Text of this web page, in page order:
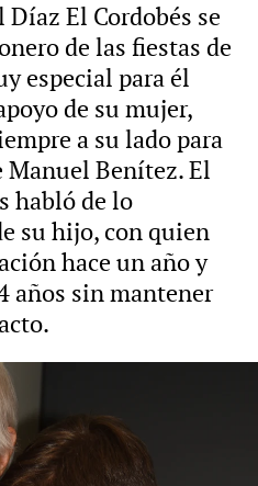
El Cordobés se
de las fiestas de
especial para él
de su mujer,
a su lado para
Manuel Benítez. El
habló de lo
su hijo, con quien
hace un año y
años sin mantener
Europa Press Foto: Europa Press
sobre el nuevo
"Es mejor que los